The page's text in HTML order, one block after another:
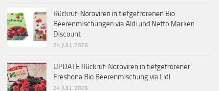
Rückruf: Noroviren in tiefgefrorenen Bio
Beerenmischungen via Aldi und Netto Marken
Discount
24 JULI, 2026
UPDATE Rückruf: Noroviren in tiefgefrorener
Freshona Bio Beerenmischung via Lidl
24 JULI, 2026